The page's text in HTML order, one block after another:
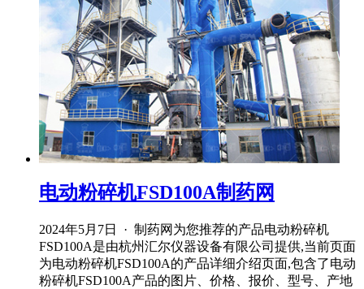
电动粉碎机FSD100A制药网
2024年5月7日 · 制药网为您推荐的产品电动粉碎机
FSD100A是由杭州汇尔仪器设备有限公司提供,当前页面
为电动粉碎机FSD100A的产品详细介绍页面,包含了电动
粉碎机FSD100A产品的图片、价格、报价、型号、产地